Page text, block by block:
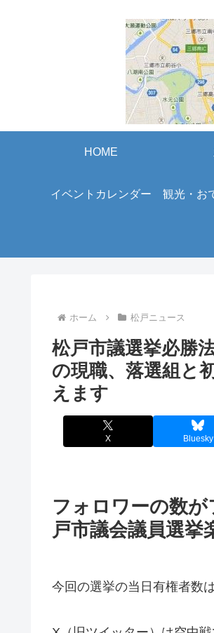
HOME
イベントカレンダー 観光・お
ホーム 松戸ニュース
松戸市議選挙必勝
の現職、落選組と
えます
X Bluesky
フォロワーの数
戸市議会議員選
今回の選挙の当日有権者数